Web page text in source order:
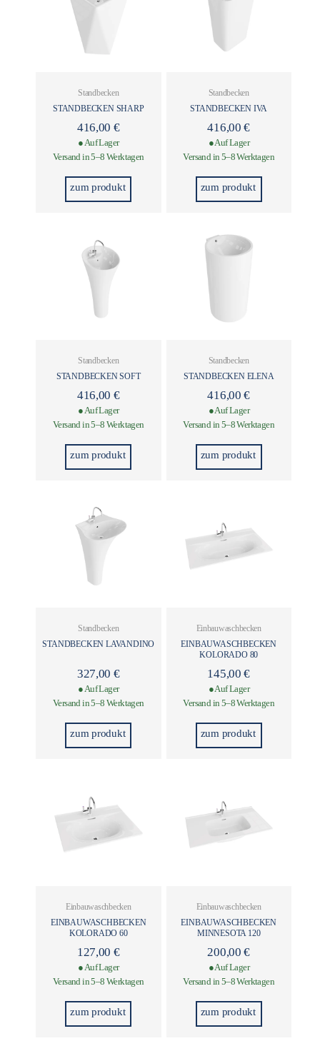
Standbecken
STANDBECKEN SHARP
416,00 €
● Auf Lager
Versand in 5–8 Werktagen
zum produkt
Standbecken
STANDBECKEN IVA
416,00€
● Auf Lager
Versand in 5–8 Werktagen
zum produkt
Standbecken
STANDBECKEN SOFT
416,00 €
● Auf Lager
Versand in 5–8 Werktagen
zum produkt
Standbecken
STANDBECKEN ELENA
416,00€
● Auf Lager
Versand in 5–8 Werktagen
zum produkt
Standbecken
STANDBECKEN LAVANDINO
327,00 €
● Auf Lager
Versand in 5–8 Werktagen
zum produkt
Einbauwaschbecken
EINBAUWASCHBECKEN
KOLORADO 80
145,00€
● Auf Lager
Versand in 5–8 Werktagen
zum produkt
Einbauwaschbecken
EINBAUWASCHBECKEN
KOLORADO 60
127,00 €
● Auf Lager
Versand in 5–8 Werktagen
zum produkt
Einbauwaschbecken
EINBAUWASCHBECKEN
MINNESOTA 120
200,00€
● Auf Lager
Versand in 5–8 Werktagen
zum produkt